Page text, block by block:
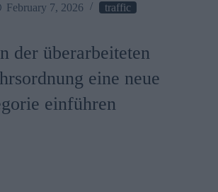
February 7, 2026 traffic
der überarbeiteten
eine neue
einführen